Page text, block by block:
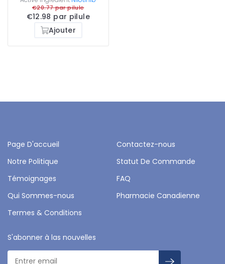
€20.77 par pilule
€12.98 par pilule
Ajouter
Page D'accueil
Contactez-nous
Notre Politique
Statut De Commande
Témoignages
FAQ
Qui Sommes-nous
Pharmacie Canadienne
Termes & Conditions
S'abonner à las nouvelles